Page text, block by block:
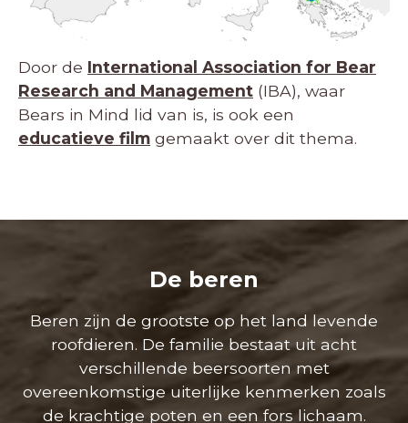
Door de International Association for Bear
Research and Management (IBA), waar
Bears in Mind lid van is, is ook een
educatieve film gemaakt over dit thema.
De beren
Beren zijn de grootste op het land levende
roofdieren. De familie bestaat uit acht
verschillende beersoorten met
overeenkomstige uiterlijke kenmerken zoals
de krachtige poten en een fors lichaam.